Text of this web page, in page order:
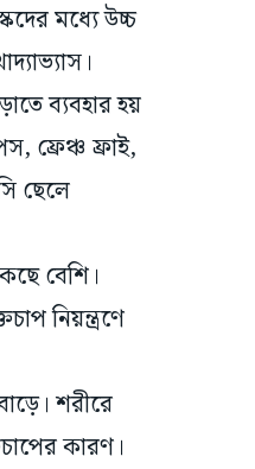
মধ্যে উচ্চ
ব্যবহার হয়
ফ্রেঞ্চ ফ্রাই,
ছেলে
বেশি।
নিয়ন্ত্রণে
শরীরে
কারণ।